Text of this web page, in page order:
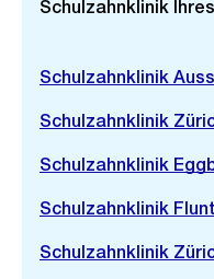
Schulzahnklinik
Schulzahnklinik
Schulzahnklinik
Schulzahnklinik
Schulzahnklinik
Schulzahnklinik